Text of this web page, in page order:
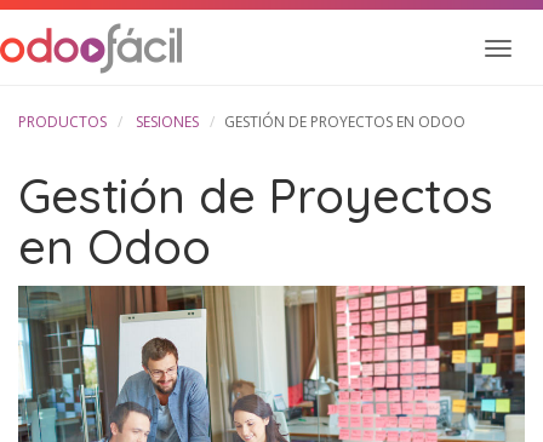
PRODUCTOS SESIONES GESTIÓN DE PROYECTOS EN ODOO
Gestión de Proyectos
en Odoo